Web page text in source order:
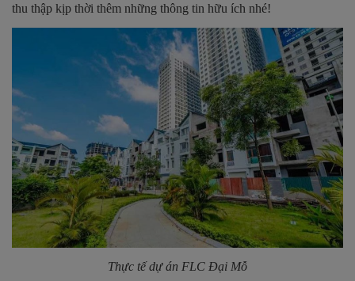
thu thập kịp thời thêm những thông tin hữu ích nhé!
Thực tế dự án FLC Đại Mỗ